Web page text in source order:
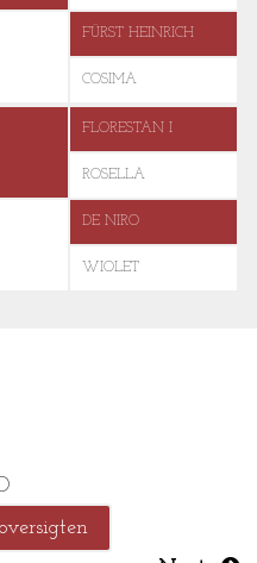
FÜRST HEINRICH
COSIMA
FLORESTAN I
ROSELLA
DE NIRO
WIOLET